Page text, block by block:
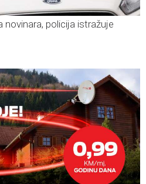
policija istražuje